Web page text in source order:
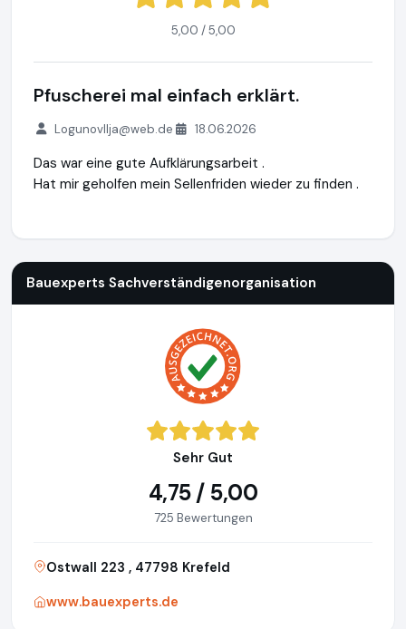
5,00 / 5,00
Pfuscherei mal einfach erklärt.
LogunovIlja@web.de 18.06.2026
Das war eine gute Aufklärungsarbeit .
Hat mir geholfen mein Sellenfriden wieder zu finden .
Bauexperts Sachverständigenorganisation
Sehr Gut
4,75 / 5,00
725 Bewertungen
Ostwall 223 , 47798 Krefeld
www.bauexperts.de